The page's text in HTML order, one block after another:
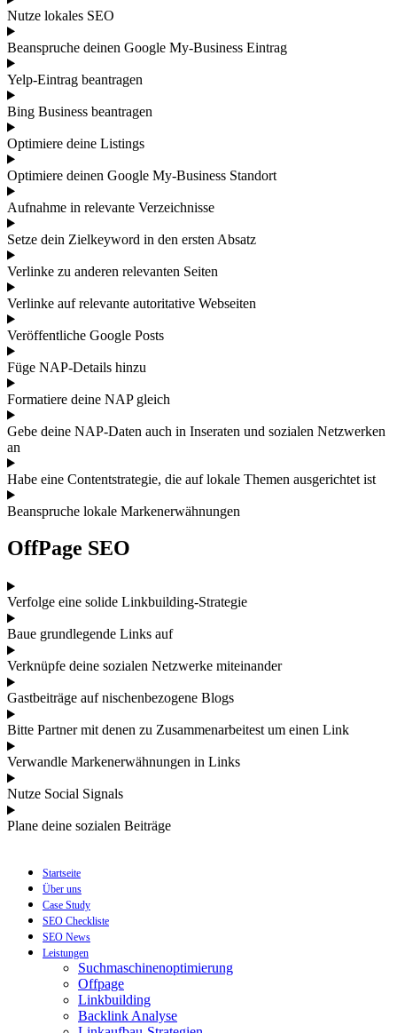
Nutze lokales SEO
Beanspruche deinen Google My-Business Eintrag
Yelp-Eintrag beantragen
Bing Business beantragen
Optimiere deine Listings
Optimiere deinen Google My-Business Standort
Aufnahme in relevante Verzeichnisse
Setze dein Zielkeyword in den ersten Absatz
Verlinke zu anderen relevanten Seiten
Verlinke auf relevante autoritative Webseiten
Veröffentliche Google Posts
Füge NAP-Details hinzu
Formatiere deine NAP gleich
Gebe deine NAP-Daten auch in Inseraten und sozialen Netzwerken
an
Habe eine Contentstrategie, die auf lokale Themen ausgerichtet ist
Beanspruche lokale Markenerwähnungen
OffPage SEO
Verfolge eine solide Linkbuilding-Strategie
Baue grundlegende Links auf
Verknüpfe deine sozialen Netzwerke miteinander
Gastbeiträge auf nischenbezogene Blogs
Bitte Partner mit denen zu Zusammenarbeitest um einen Link
Verwandle Markenerwähnungen in Links
Nutze Social Signals
Plane deine sozialen Beiträge
Startseite
Über uns
Case Study
SEO Checkliste
SEO News
Leistungen
Suchmaschinenoptimierung
Offpage
Linkbuilding
Backlink Analyse